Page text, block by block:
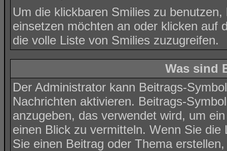
Um die klickbaren Smilies zu
einsetzen möchten an oder klicken auf
die volle Liste von Smilies zuzugreifen.
Was sind
Der Administrator kann Beitrags-
Nachrichten aktivieren. Beitrags-
anzugeben, das verwendet wird, um
einen Blick zu vermitteln. Wenn Sie
Sie einen Beitrag oder Thema